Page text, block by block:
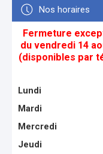
Nos horaires
Fermeture
du vendredi 14
(disponibles par
Lundi
Mardi
Mercredi
Jeudi